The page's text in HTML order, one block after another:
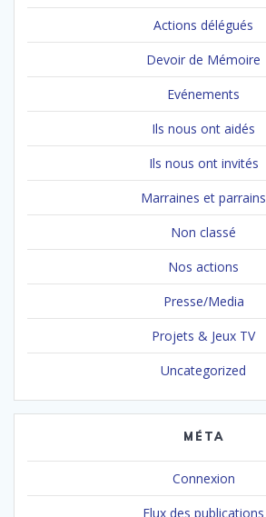
Actions délégués
Devoir de Mémoire
Evénements
Ils nous ont aidés
Ils nous ont invités
Marraines et parrains
Non classé
Nos actions
Presse/Media
Projets & Jeux TV
Uncategorized
MÉTA
Connexion
Flux des publications